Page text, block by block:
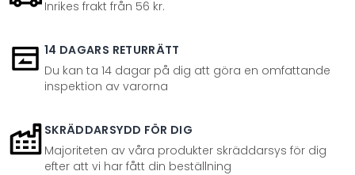
Inrikes frakt från 56 kr.
14 DAGARS RETURRÄTT
Du kan ta 14 dagar på dig att göra en omfattande
inspektion av varorna
SKRÄDDARSYDD FÖR DIG
Majoriteten av våra produkter skräddarsys för dig
efter att vi har fått din beställning